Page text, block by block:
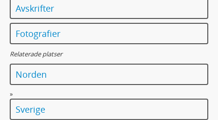
Avskrifter
Fotografier
Relaterade platser
Norden
»
Sverige